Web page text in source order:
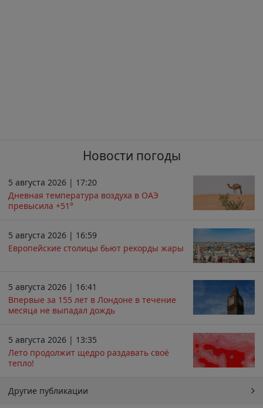
Новости погоды
5 августа 2026 | 17:20
Дневная температура воздуха в ОАЭ
превысила +51°
5 августа 2026 | 16:59
Европейские столицы бьют рекорды жары
5 августа 2026 | 16:41
Впервые за 155 лет в Лондоне в течение
месяца не выпадал дождь
5 августа 2026 | 13:35
Лето продолжит щедро раздавать своё
тепло!
Другие публикации